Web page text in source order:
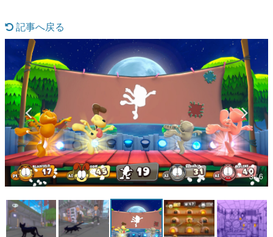
マンガ
女性向け
アプリレビュー
その他
電ファミニコゲーマーとは？
運営：株式会社マレ
記事へ戻る
3 / 6